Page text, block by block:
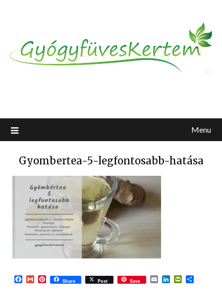
Menu
Gyombertea-5-legfontosabb-hatása
Facebook
GmailPinterest
Share Post Save EmailLinkedIn